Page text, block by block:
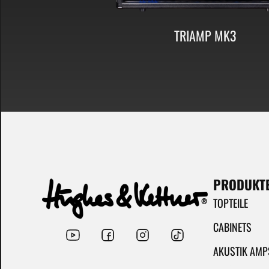
TRIAMP MK3
TOPTEILE
CABINETS
AKUSTIK